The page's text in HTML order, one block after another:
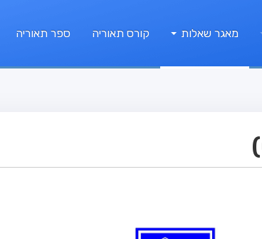
מאגר שאלות קורס תאוריה ספר תאוריה